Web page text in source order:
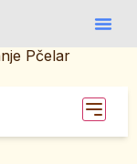
Pčelar